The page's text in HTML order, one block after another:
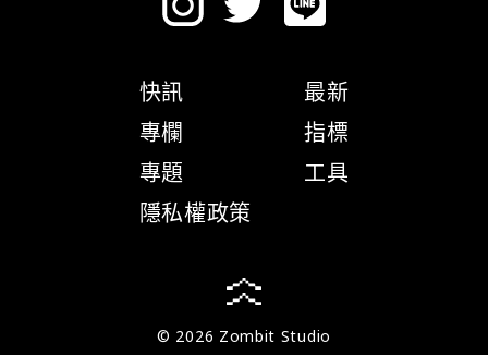
快訊
專欄
專題
隱私權政策
最新
指標
工具
© 2026 Zombit Studio